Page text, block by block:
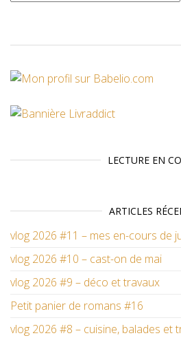
LECTURE EN
ARTICLES
vlog 2026 #11 – mes en-cours de
vlog 2026 #10 – cast-on de mai
vlog 2026 #9 – déco et travaux
Petit panier de romans #16
vlog 2026 #8 – cuisine, balades et